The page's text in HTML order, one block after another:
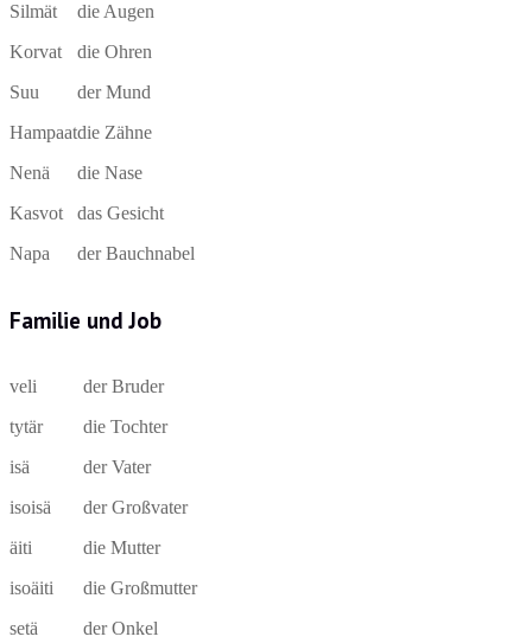
Silmät
Korvat
Suu
Hampaat
Nenä
Kasvot
Napa
die Augen
die Ohren
der Mund
die Zähne
die Nase
das Gesicht
der Bauchnabel
Familie und Job
veli
tytär
isä
isoisä
äiti
isoäiti
setä
der Bruder
die Tochter
der Vater
der Großvater
die Mutter
die Großmutter
der Onkel